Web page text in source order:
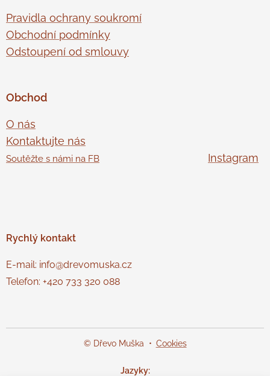
Pravidla ochrany soukromí
Obchodní podmínky
Odstoupení od smlouvy
Obchod
O nás
Kontaktujte nás
Soutěžte s námi na FB Instagram
Rychlý kontakt
E-mail: info@drevomuska.cz
Telefon: +420 733 320 088
© Dřevo Muška Cookies
Jazyky